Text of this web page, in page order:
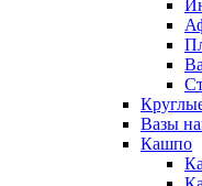
Вазы
Кашпо